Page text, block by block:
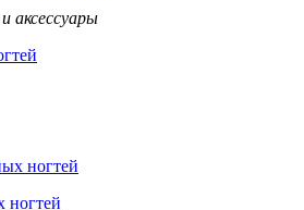
аксессуары
ногтей
ногтей